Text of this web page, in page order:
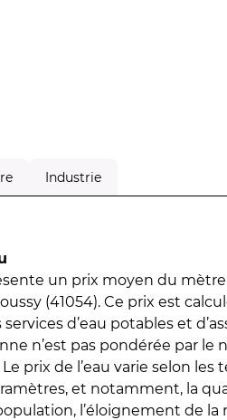
Industrie
un prix moyen du
(41054). Ce prix est
services d’eau potables et
n’est pas pondérée par le
prix de l’eau varie selon
et notamment, la
l’éloignement de la